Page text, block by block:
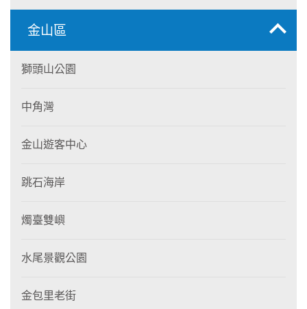
金山區
獅頭山公園
中角灣
金山遊客中心
跳石海岸
燭臺雙嶼
水尾景觀公園
金包里老街